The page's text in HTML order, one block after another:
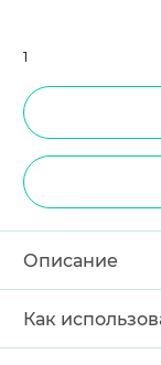
1
Описание
Как